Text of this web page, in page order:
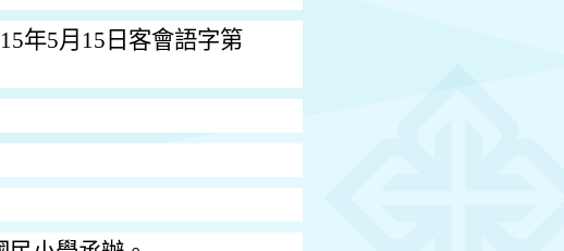
年5月 15 日客會語字第